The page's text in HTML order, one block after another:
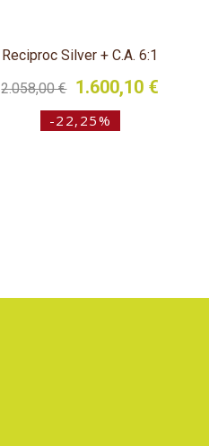
Reciproc Silver + C.A. 6:1
2.058,00 € 1.600,10 €
-22,25%